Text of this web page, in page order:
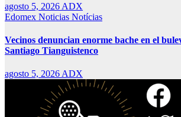
agosto 5, 2026 ADX
Edomex Noticias Notícias
Vecinos denuncian enorme bache en el
Santiago Tianguistenco
agosto 5, 2026 ADX